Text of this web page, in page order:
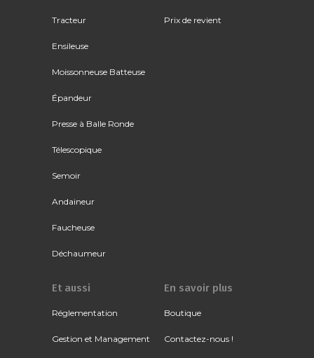
Tracteur
Ensileuse
Moissonneuse Batteuse
Épandeur
Presse à Balle Ronde
Télescopique
Semoir
Andaineur
Faucheuse
Déchaumeur
Prix de revient
Et aussi
Réglementation
Gestion et Management
En savoir plus
Boutique
Contactez-nous !